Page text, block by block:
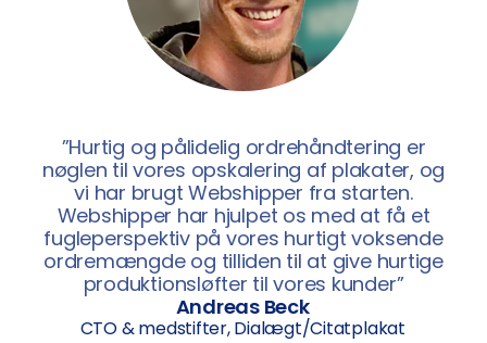
”Hurtig og pålidelig ordrehåndtering er
nøglen til vores opskalering af plakater, og
vi har brugt Webshipper fra starten.
Webshipper har hjulpet os med at få et
fugleperspektiv på vores hurtigt voksende
ordremængde og tilliden til at give hurtige
produktionsløfter til vores kunder”
Andreas Beck
CTO & medstifter, Dialægt/Citatplakat